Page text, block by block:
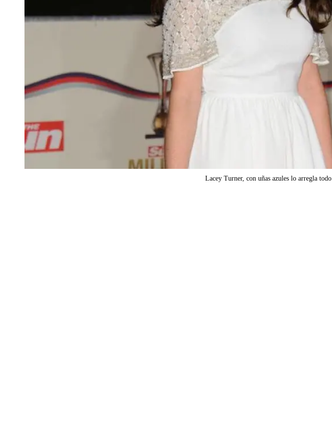
Lacey Turner, con uñas azules lo arregla todo